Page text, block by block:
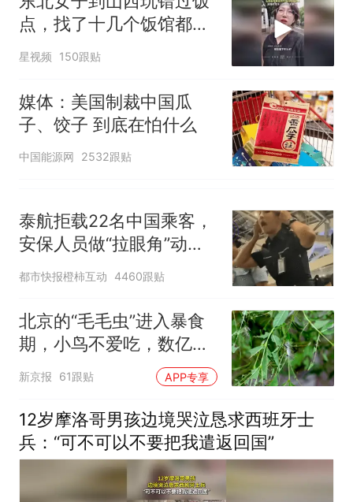
点，找了十几个饭馆都没
开门：午休到几点
星视频 150跟贴
媒体：美国制裁中国瓜
子、饺子 到底在怕什么
中国能源网 2532跟贴
泰航拒载22名中国乘客，
安保人员做“拉眼角”动
作，泰国机场最新回应：
出；亲历者：曾承诺免费
改签但没兑现
都市快报橙柿互动 4460跟贴
北京的“毛毛虫”进入暴食
期，小鸟不爱吃，数亿头
小蜂迎战
新京报 61跟贴 APP专享
12岁摩洛哥男孩边境哭泣恳求西班牙士
兵：“可不可以不要把我遣返回国”